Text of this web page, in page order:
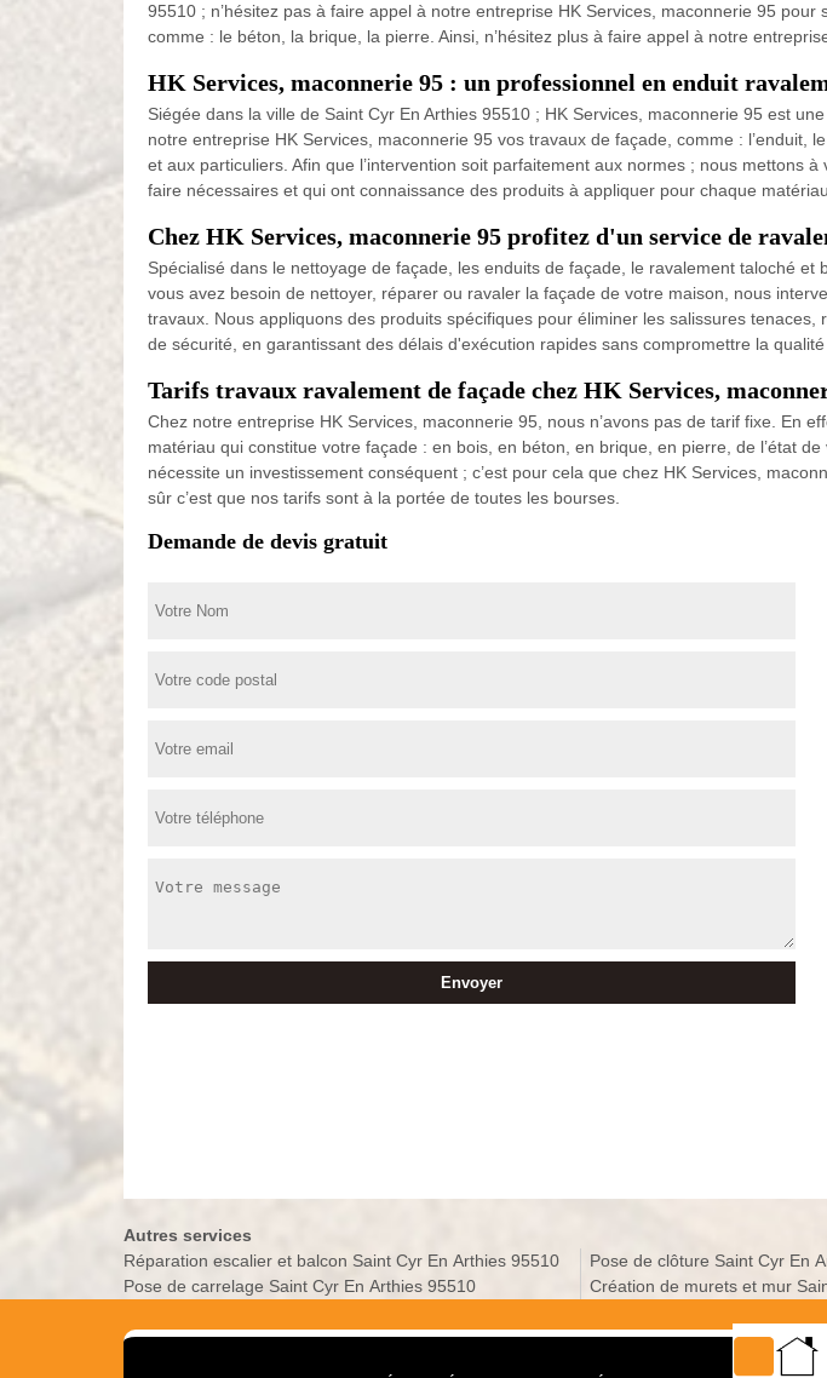
95510 ; n’hésitez pas à faire appel à notre entreprise HK Services, maconnerie 95
comme : le béton, la brique, la pierre. Ainsi, n’hésitez plus à faire appel à notre
HK Services, maconnerie 95 : un professionnel en enduit
Siégée dans la ville de Saint Cyr En Arthies 95510 ; HK Services, maconnerie 95 est
notre entreprise HK Services, maconnerie 95 vos travaux de façade, comme :
et aux particuliers. Afin que l’intervention soit parfaitement aux normes ; nous mettons
faire nécessaires et qui ont connaissance des produits à appliquer pour chaque
Chez HK Services, maconnerie 95 profitez d'un service de
Spécialisé dans le nettoyage de façade, les enduits de façade, le ravalement taloché
vous avez besoin de nettoyer, réparer ou ravaler la façade de votre maison, nous
travaux. Nous appliquons des produits spécifiques pour éliminer les salissures
de sécurité, en garantissant des délais d'exécution rapides sans compromettre la
Tarifs travaux ravalement de façade chez HK Services,
Chez notre entreprise HK Services, maconnerie 95, nous n’avons pas de tarif fixe. En
matériau qui constitue votre façade : en bois, en béton, en brique, en pierre, de l’état
nécessite un investissement conséquent ; c’est pour cela que chez HK Services,
sûr c’est que nos tarifs sont à la portée de toutes les bourses.
Demande de devis gratuit
Autres services
Réparation escalier et balcon Saint Cyr En Arthies 95510
Pose de carrelage Saint Cyr En Arthies 95510
Pose de clôture Saint Cyr En
Création de murets et mur